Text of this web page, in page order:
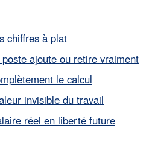
chiffres à plat
ajoute ou retire vraiment
le calcul
invisible du travail
réel en liberté future